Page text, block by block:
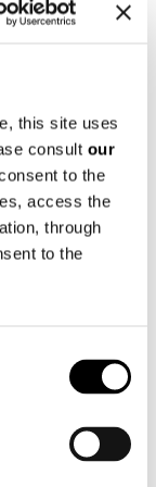
this site uses
consult our
to the
access the
through
to the